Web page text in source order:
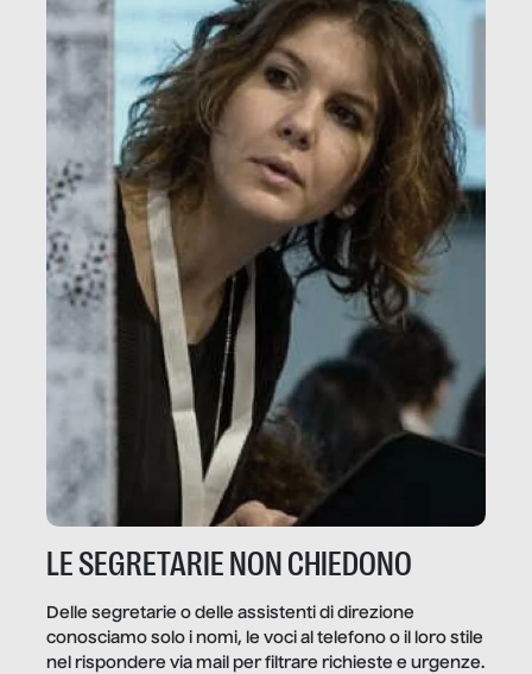
LE SEGRETARIE NON CHIEDONO
Delle segretarie o delle assistenti di direzione
conosciamo solo i nomi, le voci al telefono o il loro stile
nel rispondere via mail per filtrare richieste e urgenze.